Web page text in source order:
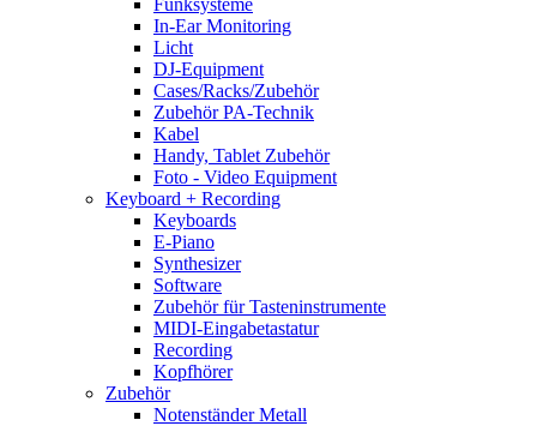
Funksysteme
In-Ear Monitoring
Licht
DJ-Equipment
Cases/Racks/Zubehör
Zubehör PA-Technik
Kabel
Handy, Tablet Zubehör
Foto - Video Equipment
Keyboard + Recording
Keyboards
E-Piano
Synthesizer
Software
Zubehör für Tasteninstrumente
MIDI-Eingabetastatur
Recording
Kopfhörer
Zubehör
Notenständer Metall